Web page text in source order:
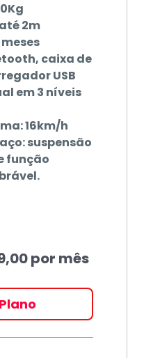
2m
meses
caixa de
USB
em 3 níveis
16km/h
suspensão
função
por mês